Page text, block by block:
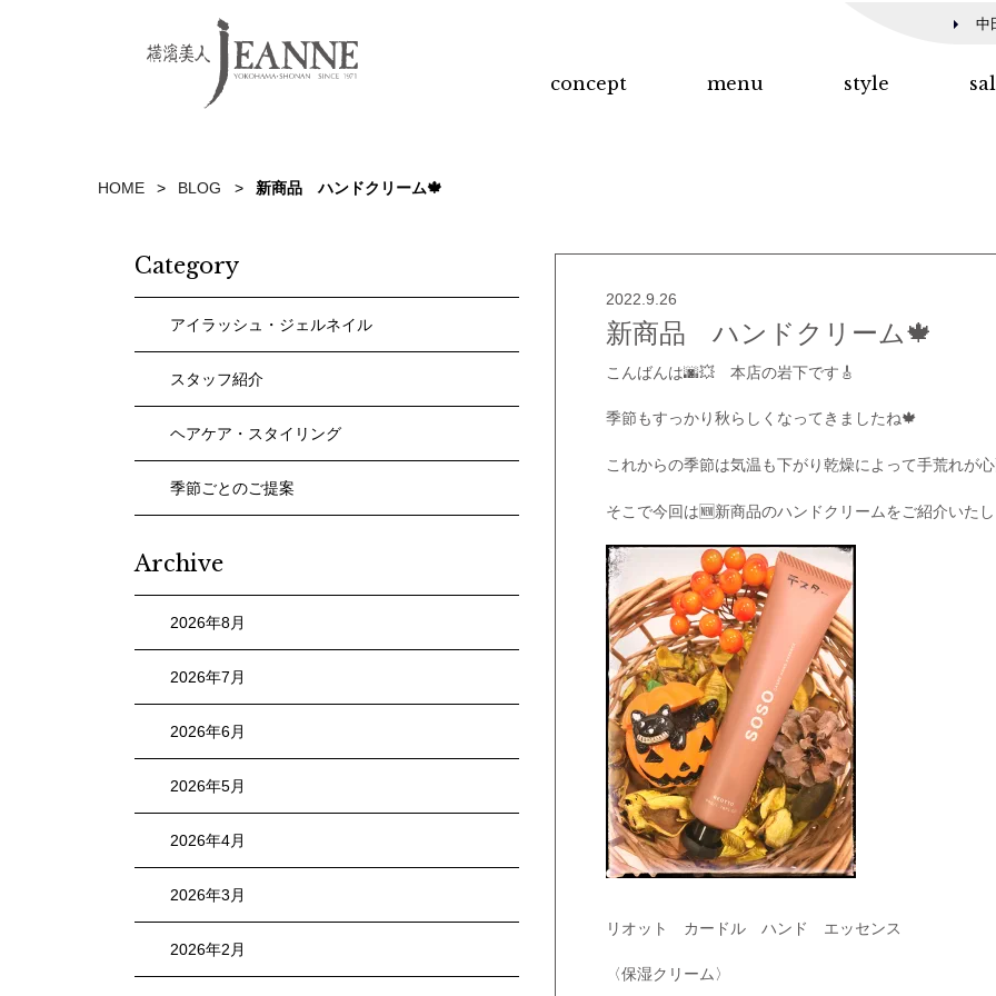
concept menu style
中
HOME BLOG 新商品 ハンドクリーム🍁
2022.9.26
新商品 ハンドクリーム🍁
こんばんは🌆💥 本店の岩下です🎸
季節もすっかり秋らしくなってきましたね🍁
これからの季節は気温も下がり乾燥によって手荒れが
そこで今回は🆕新商品のハンドクリームをご紹介いた
リオット カードル ハンド エッセンス
〈保湿クリーム〉
Category
アイラッシュ・ジェルネイル
スタッフ紹介
ヘアケア・スタイリング
季節ごとのご提案
Archive
2026年8月
2026年7月
2026年6月
2026年5月
2026年4月
2026年3月
2026年2月